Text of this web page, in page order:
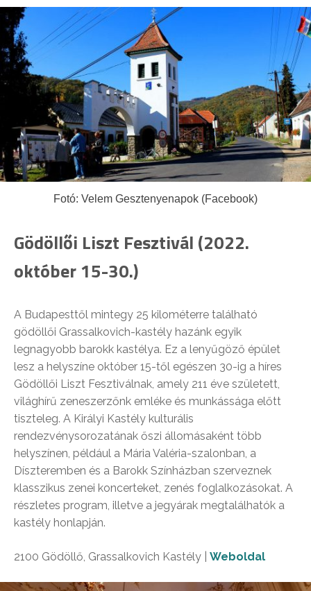
Fotó: Velem Gesztenyenapok (Facebook)
Gödöllői Liszt Fesztivál (2022.
október 15-30.)
A Budapesttől mintegy 25 kilométerre található
gödöllői Grassalkovich-kastély hazánk egyik
legnagyobb barokk kastélya. Ez a lenyűgöző épület
lesz a helyszíne október 15-től egészen 30-ig a híres
Gödöllői Liszt Fesztiválnak, amely 211 éve született,
világhírű zeneszerzőnk emléke és munkássága előtt
tiszteleg. A Királyi Kastély kulturális
rendezvénysorozatának őszi állomásaként több
helyszínen, például a Mária Valéria-szalonban, a
Díszteremben és a Barokk Színházban szerveznek
klasszikus zenei koncerteket, zenés foglalkozásokat. A
részletes program, illetve a jegyárak megtalálhatók a
kastély honlapján.
2100 Gödöllő, Grassalkovich Kastély | Weboldal